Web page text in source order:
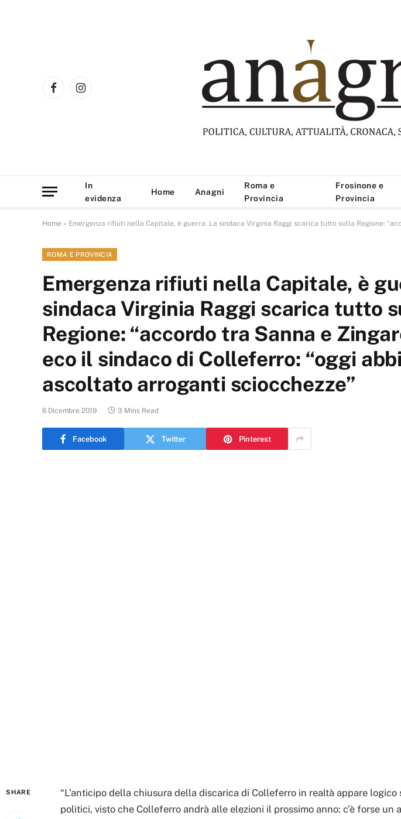
FacebookInstagram
In
evidenza
Home Anagni
Roma e
Provincia
Frosinone e
Provincia
Home » Emergenza rifiuti nella Capitale, è guerra. La sindaca Virginia Raggi scarica tutto sulla Regione:
ROMA E PROVINCIA
Emergenza rifiuti nella Capitale, è
sindaca Virginia Raggi scarica tutto
Regione: “accordo tra Sanna e
eco il sindaco di Colleferro: “oggi
ascoltato arroganti sciocchezze”
6 Dicembre 2019 3 Mins Read
Facebook Twitter Pinterest
SHARE
“L’anticipo della chiusura della discarica di Colleferro in realtà appare logico
politici, visto che Colleferro andrà alle elezioni il prossimo anno: c’è forse un